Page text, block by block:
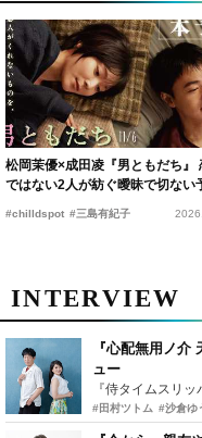
松岡茉優×成田凌『男ともだち』
ではない2人が紡ぐ曖昧で切ない
#chilldspot #三島有紀子
INTERVIEW
『心配無用ノ
ュー
#田村ツトム #沙倉ゆ